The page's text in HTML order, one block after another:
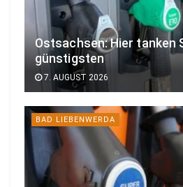
Ostsachsen: Hier tanken
günstigsten
7. AUGUST 2026
BAD LIEBENWERDA